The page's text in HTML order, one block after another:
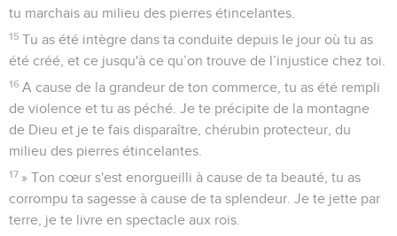
tu marchais au milieu des pierres étincelantes.
15 Tu as été intègre dans ta conduite depuis le jour où tu as
été créé, et ce jusqu'à ce qu’on trouve de l’injustice chez toi.
16 A cause de la grandeur de ton commerce, tu as été rempli
de violence et tu as péché. Je te précipite de la montagne
de Dieu et je te fais disparaître, chérubin protecteur, du
milieu des pierres étincelantes.
17 » Ton cœur s'est enorgueilli à cause de ta beauté, tu as
corrompu ta sagesse à cause de ta splendeur. Je te jette par
terre, je te livre en spectacle aux rois.